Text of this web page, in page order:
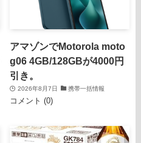
アマゾンでMotorola moto
g06 4GB/128GBが4000円
引き。
2026年8月7日 携帯一括情報
コメント (0)